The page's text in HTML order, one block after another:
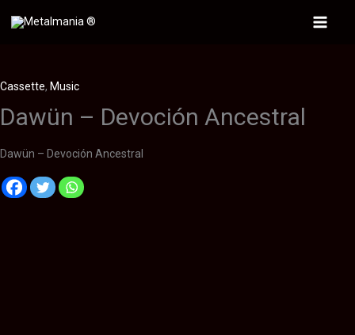
Main
Cassette, Music
Dawün – Devoción Ancestral
Dawün – Devoción Ancestral